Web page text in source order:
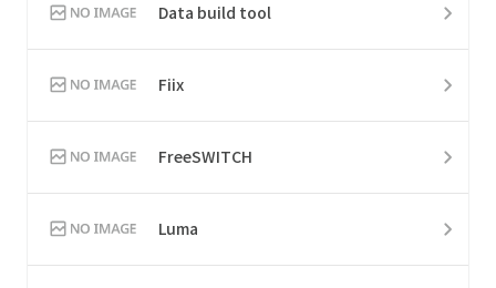
Data build tool
Fiix
FreeSWITCH
Luma